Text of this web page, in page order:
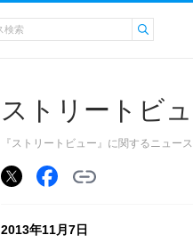
ストリートビ
『ストリートビュー』に関するニュー
2013年11月7日